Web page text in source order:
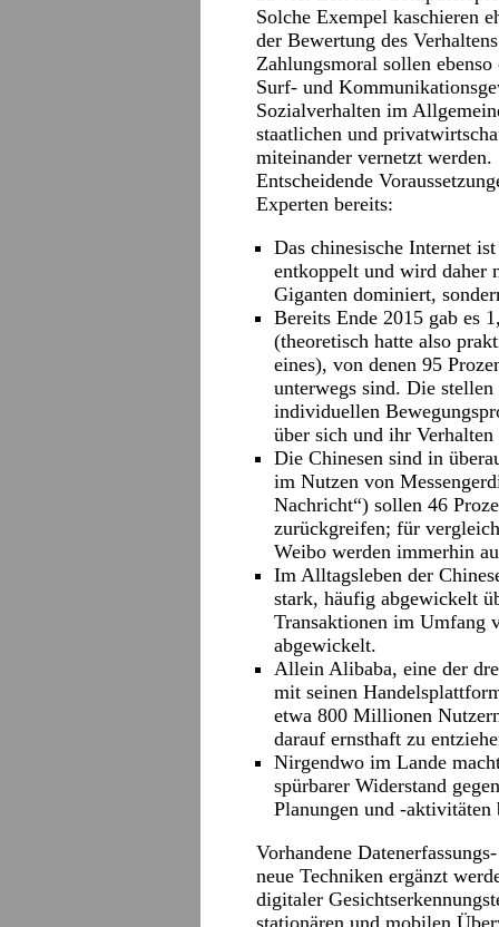
Solche Exempel kaschieren
der Bewertung des
Zahlungsmoral sollen
Surf- und
Sozialverhalten im
staatlichen und
miteinander vernetzt werden.
Entscheidende
Experten bereits:
Das chinesische Internet
entkoppelt und wird daher
Giganten dominiert,
Bereits Ende 2015 gab es
(theoretisch hatte also
eines), von denen 95
unterwegs sind. Die
individuellen
über sich und ihr
Die Chinesen sind in
im Nutzen von
Nachricht“) sollen 46
zurückgreifen; für
Weibo werden immerhin
Im Alltagsleben der
stark, häufig abgewickelt
Transaktionen im Umfang
abgewickelt.
Allein Alibaba, eine der
mit seinen
etwa 800 Millionen
darauf ernsthaft zu
Nirgendwo im Lande
spürbarer Widerstand
Planungen und -
Vorhandene
neue Techniken ergänzt
digitaler
stationären und mobilen